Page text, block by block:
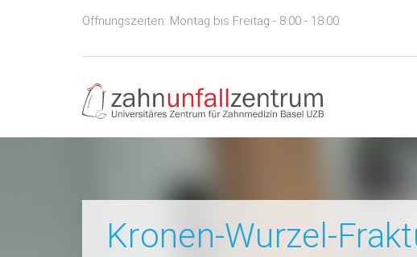
Öffnungszeiten: Montag bis Freitag - 8:00 - 18:00
Kronen-Wurzel-